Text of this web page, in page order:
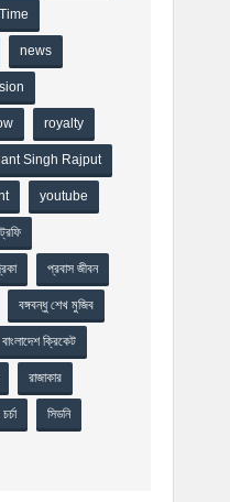
news
royalty
Singh Rajput
youtube
প্রবাস জীবন
বঙ্গবন্ধু শেখ মুজিব
বাংলাদেশ ক্রিকেট
রাজাকার
সিডনি